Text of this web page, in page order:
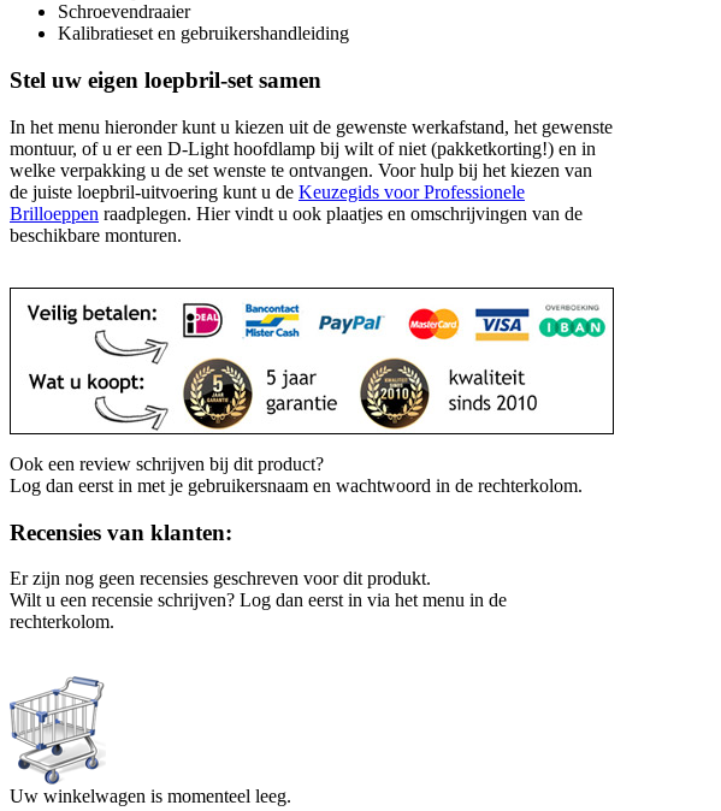
Schroevendraaier
Kalibratieset en gebruikershandleiding
Stel uw eigen loepbril-set samen
In het menu hieronder kunt u kiezen uit de gewenste werkafstand, het gewenste
montuur, of u er een D-Light hoofdlamp bij wilt of niet (pakketkorting!) en in
welke verpakking u de set wenste te ontvangen. Voor hulp bij het kiezen van
de juiste loepbril-uitvoering kunt u de Keuzegids voor Professionele
Brilloeppen raadplegen. Hier vindt u ook plaatjes en omschrijvingen van de
beschikbare monturen.
Ook een review schrijven bij dit product?
Log dan eerst in met je gebruikersnaam en wachtwoord in de rechterkolom.
Recensies van klanten:
Er zijn nog geen recensies geschreven voor dit produkt.
Wilt u een recensie schrijven? Log dan eerst in via het menu in de
rechterkolom.
Uw winkelwagen is momenteel leeg.